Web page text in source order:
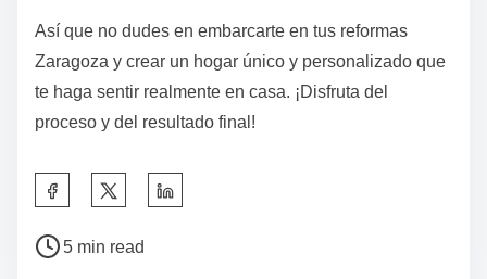
Así que no dudes en embarcarte en tus reformas
Zaragoza y crear un hogar único y personalizado que
te haga sentir realmente en casa. ¡Disfruta del
proceso y del resultado final!
5 min read